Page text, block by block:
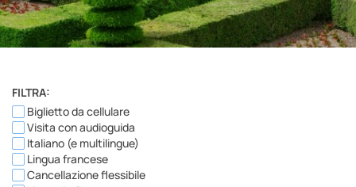
FILTRA:
Biglietto da cellulare
Visita con audioguida
Italiano (e multilingue)
Lingua francese
Cancellazione flessibile